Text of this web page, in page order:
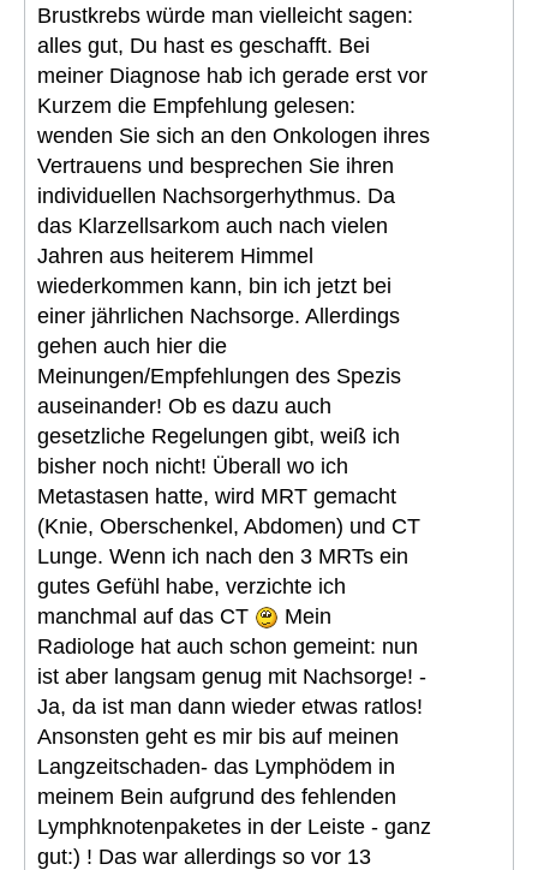
Brustkrebs würde man vielleicht sagen:
alles gut, Du hast es geschafft. Bei
meiner Diagnose hab ich gerade erst vor
Kurzem die Empfehlung gelesen:
wenden Sie sich an den Onkologen ihres
Vertrauens und besprechen Sie ihren
individuellen Nachsorgerhythmus. Da
das Klarzellsarkom auch nach vielen
Jahren aus heiterem Himmel
wiederkommen kann, bin ich jetzt bei
einer jährlichen Nachsorge. Allerdings
gehen auch hier die
Meinungen/Empfehlungen des Spezis
auseinander! Ob es dazu auch
gesetzliche Regelungen gibt, weiß ich
bisher noch nicht! Überall wo ich
Metastasen hatte, wird MRT gemacht
(Knie, Oberschenkel, Abdomen) und CT
Lunge. Wenn ich nach den 3 MRTs ein
gutes Gefühl habe, verzichte ich
manchmal auf das CT
Mein
Radiologe hat auch schon gemeint: nun
ist aber langsam genug mit Nachsorge! -
Ja, da ist man dann wieder etwas ratlos!
Ansonsten geht es mir bis auf meinen
Langzeitschaden- das Lymphödem in
meinem Bein aufgrund des fehlenden
Lymphknotenpaketes in der Leiste - ganz
gut:) ! Das war allerdings so vor 13